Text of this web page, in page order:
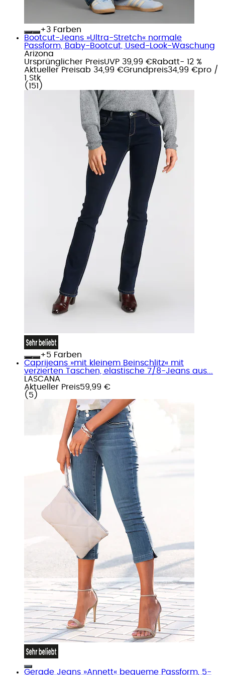
+
Farben
Bootcut-Jeans »Ultra-Stretch« normale
Passform, Baby-Bootcut, Used-Look-Waschung
Arizona
Ursprünglicher PreisUVP 39,99 €Rabatt- 12 %
Aktueller Preisab 34,99 €Grundpreis34,99 €pro /
1 Stk
( 151 )
+
Farben
Caprijeans »mit kleinem Beinschlitz« mit
verzierten Taschen, elastische 7/8-Jeans aus...
LASCANA
Aktueller Preis59,99 €
( 5 )
Gerade Jeans »Annett« bequeme Passform, 5-